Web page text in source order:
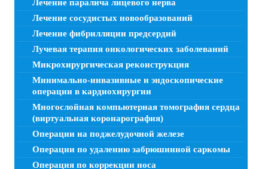
Лечение паралича лицевого нерва
Лечение сосудистых новообразований
Лечение фибрилляции предсердий
Лучевая терапия онкологических заболеваний
Микрохирургическая реконструкция
Минимально-инвазивные и эндоскопические
операции в кардиохирургии
Многослойная компьютерная томография сердца
(виртуальная коронарография)
Операции на поджелудочной железе
Операции по удалению забрюшинной саркомы
Операция по коррекции носа